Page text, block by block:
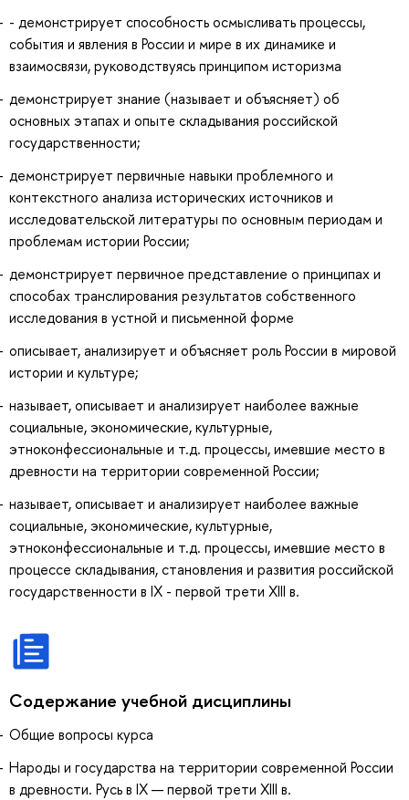
- демонстрирует способность осмысливать процессы,
события и явления в России и мире в их динамике и
взаимосвязи, руководствуясь принципом историзма
демонстрирует знание (называет и объясняет) об
основных этапах и опыте складывания российской
государственности;
демонстрирует первичные навыки проблемного и
контекстного анализа исторических источников и
исследовательской литературы по основным периодам и
проблемам истории России;
демонстрирует первичное представление о принципах и
способах транслирования результатов собственного
исследования в устной и письменной форме
описывает, анализирует и объясняет роль России в мировой
истории и культуре;
называет, описывает и анализирует наиболее важные
социальные, экономические, культурные,
этноконфессиональные и т.д. процессы, имевшие место в
древности на территории современной России;
называет, описывает и анализирует наиболее важные
социальные, экономические, культурные,
этноконфессиональные и т.д. процессы, имевшие место в
процессе складывания, становления и развития российской
государственности в IX - первой трети XIII в.
Содержание учебной дисциплины
Общие вопросы курса
Народы и государства на территории современной России
в древности. Русь в IX — первой трети XIII в.